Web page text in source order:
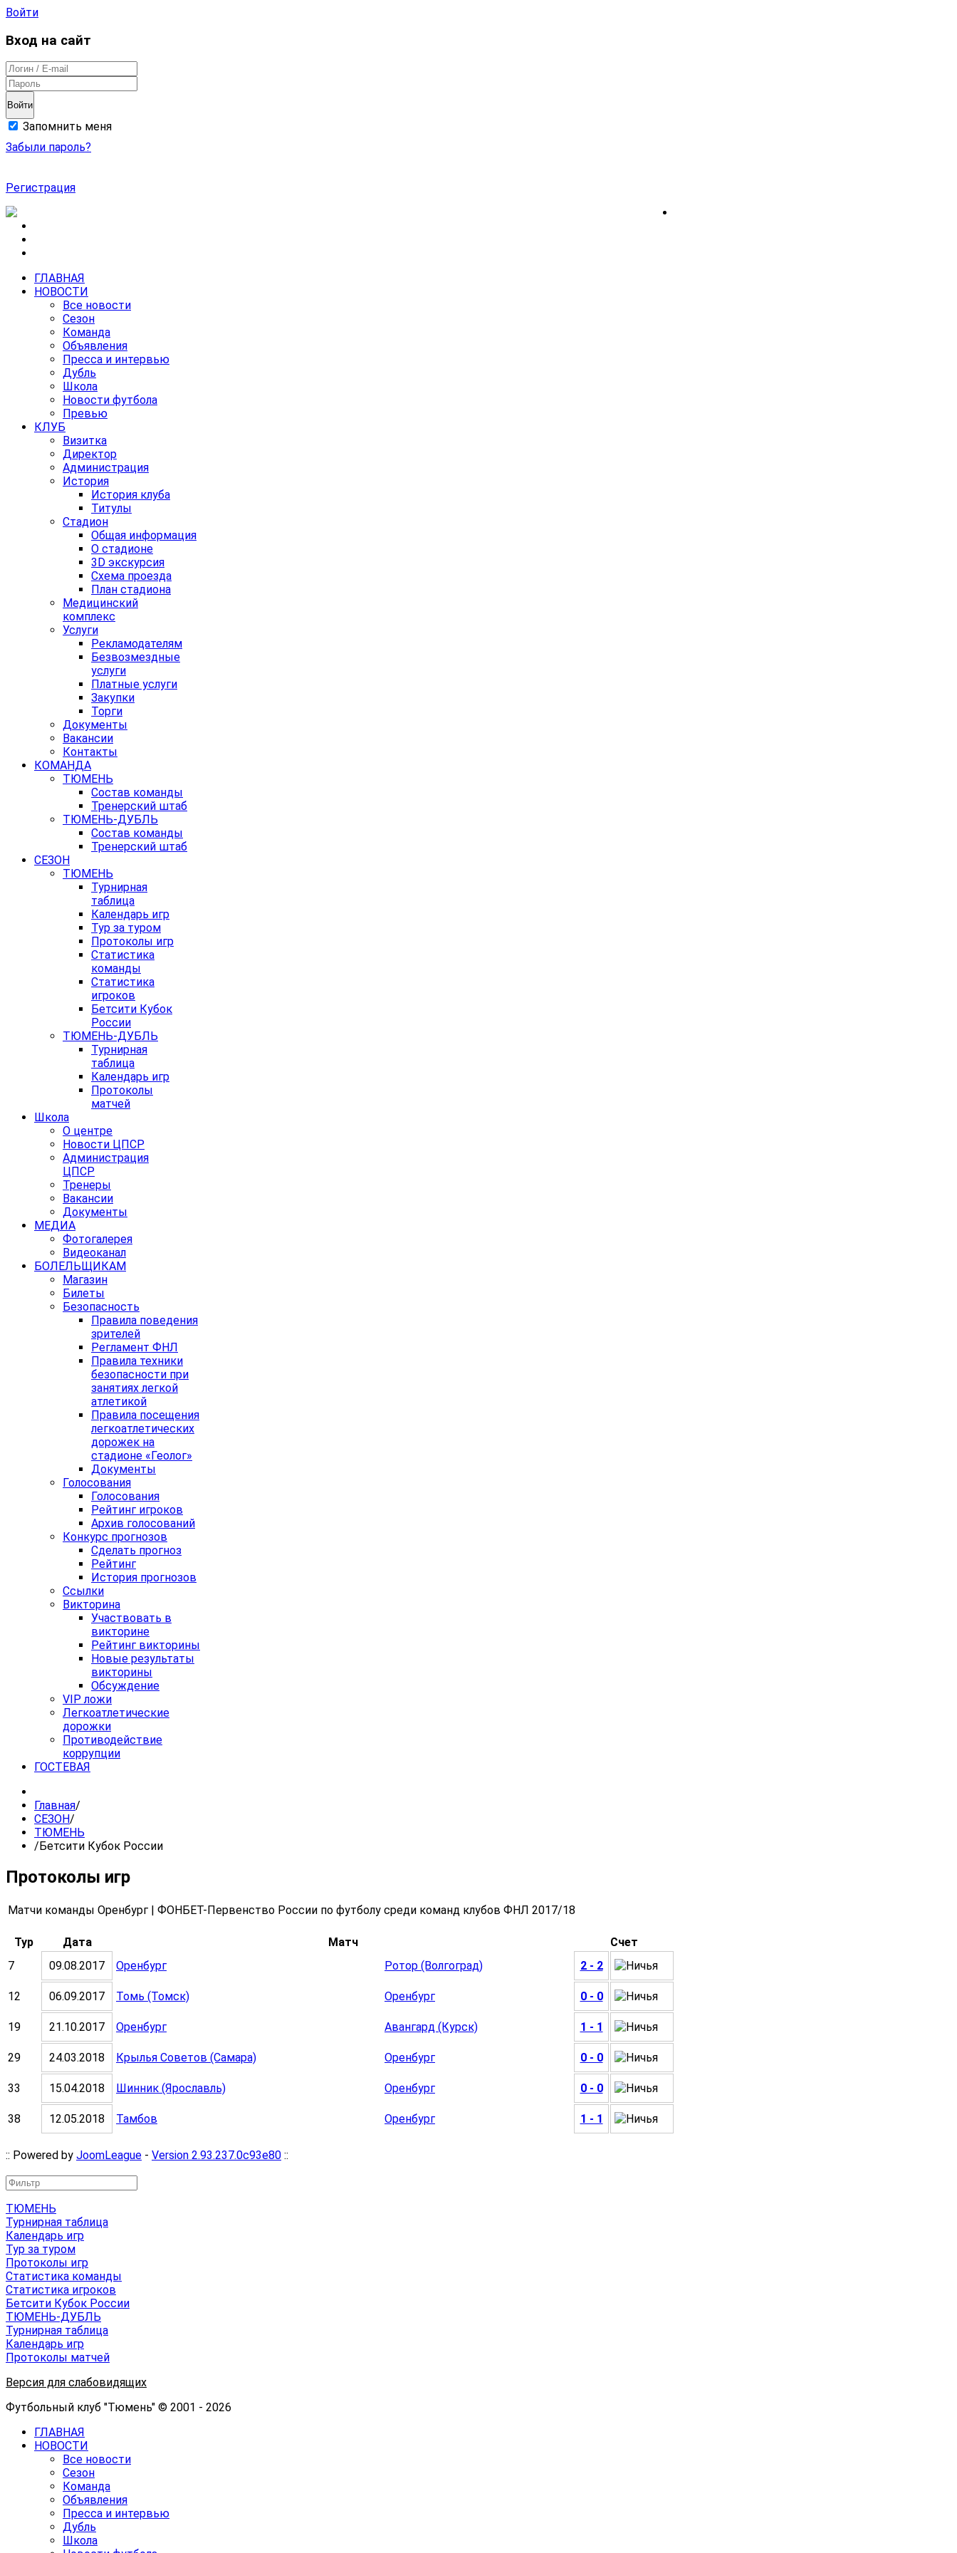
Войти
Вход на сайт
Войти
Запомнить меня
Забыли пароль?
Регистрация
ГЛАВНАЯ
НОВОСТИ
Все новости
Сезон
Команда
Объявления
Пресса и интервью
Дубль
Школа
Новости футбола
Превью
КЛУБ
Визитка
Директор
Администрация
История
История клуба
Титулы
Стадион
Общая информация
О стадионе
3D экскурсия
Схема проезда
План стадиона
Медицинский
комплекс
Услуги
Рекламодателям
Безвозмездные
услуги
Платные услуги
Закупки
Торги
Документы
Вакансии
Контакты
КОМАНДА
ТЮМЕНЬ
Состав команды
Тренерский штаб
ТЮМЕНЬ-ДУБЛЬ
Состав команды
Тренерский штаб
СЕЗОН
ТЮМЕНЬ
Турнирная
таблица
Календарь игр
Тур за туром
Протоколы игр
Статистика
команды
Статистика
игроков
Бетсити Кубок
России
ТЮМЕНЬ-ДУБЛЬ
Турнирная
таблица
Календарь игр
Протоколы
матчей
Школа
О центре
Новости ЦПСР
Администрация
ЦПСР
Тренеры
Вакансии
Документы
МЕДИА
Фотогалерея
Видеоканал
БОЛЕЛЬЩИКАМ
Магазин
Билеты
Безопасность
Правила поведения
зрителей
Регламент ФНЛ
Правила техники
безопасности при
занятиях легкой
атлетикой
Правила посещения
легкоатлетических
дорожек на
стадионе «Геолог»
Документы
Голосования
Голосования
Рейтинг игроков
Архив голосований
Конкурс прогнозов
Сделать прогноз
Рейтинг
История прогнозов
Ссылки
Викторина
Участвовать в
викторине
Рейтинг викторины
Новые результаты
викторины
Обсуждение
VIP ложи
Легкоатлетические
дорожки
Противодействие
коррупции
ГОСТЕВАЯ
Главная/
СЕЗОН/
ТЮМЕНЬ
/ Бетсити Кубок России
Протоколы игр
Матчи команды Оренбург | ФОНБЕТ-Первенство России по футболу среди команд клубов ФНЛ 2017/18
Тур Дата Матч
Счет
7
09.08.2017 Оренбург Ротор (Волгоград) 2 - 2
12 06.09.2017 Томь (Томск) Оренбург 0 - 0
19 21.10.2017 Оренбург Авангард (Курск) 1 - 1
29 24.03.2018 Крылья Советов (Самара) Оренбург 0 - 0
33 15.04.2018 Шинник (Ярославль) Оренбург 0 - 0
38 12.05.2018 Тамбов Оренбург 1 - 1
:: Powered by JoomLeague - Version 2.93.237.0c93e80 ::
ТЮМЕНЬ
Турнирная таблица
Календарь игр
Тур за туром
Протоколы игр
Статистика команды
Статистика игроков
Бетсити Кубок России
ТЮМЕНЬ-ДУБЛЬ
Турнирная таблица
Календарь игр
Протоколы матчей
Версия для слабовидящих
Футбольный клуб "Тюмень" © 2001 - 2026
ГЛАВНАЯ
НОВОСТИ
Все новости
Сезон
Команда
Объявления
Пресса и интервью
Дубль
Школа